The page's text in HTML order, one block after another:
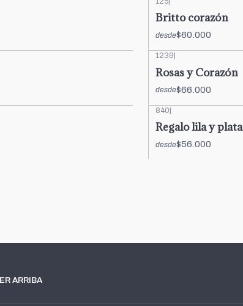
Britto corazón
desde$60.000
1239
Rosas y Corazón
desde$66.000
840|
Regalo lila y plata
desde$56.000
ARRIBA